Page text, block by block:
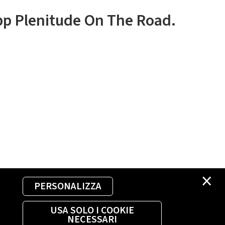
×
PERSONALIZZA
USA SOLO I COOKIE
NECESSARI
Plenitude On The Road.